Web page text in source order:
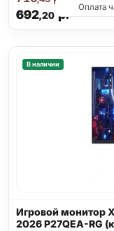
692,20р.
Оплата
В наличии
Игровой монитор
2026 P27QEA-RG